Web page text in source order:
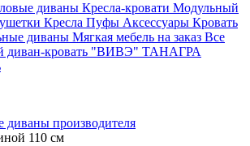
диваны Кресла-кровати Модульный
Кресла Пуфы Аксессуары Кровать
диваны Мягкая мебель на заказ Все
диван-кровать "ВИВЭ" ТАНАГРА
диваны производителя
110 см